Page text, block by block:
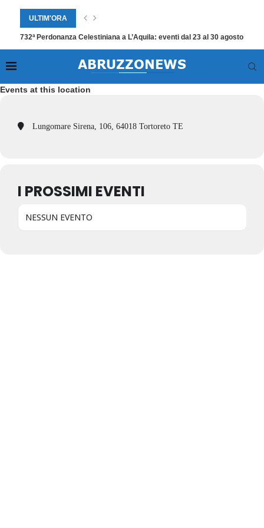
ULTIM'ORA
732ª Perdonanza Celestiniana a L’Aquila: eventi dal 23 al 30 agosto
Events at this location
Lungomare Sirena, 106, 64018 Tortoreto TE
I PROSSIMI EVENTI
NESSUN EVENTO